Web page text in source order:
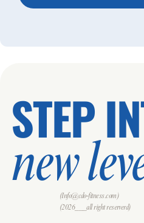
STEP
new
(Info@cdo-fitness.com)
(2026___all right reserverd)